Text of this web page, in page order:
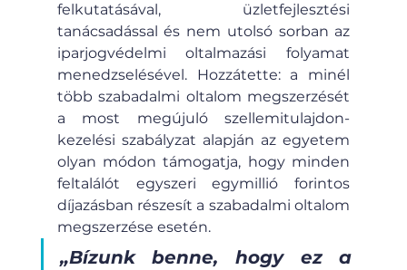
felkutatásával, üzletfejlesztési
tanácsadással és nem utolsó sorban az
iparjogvédelmi oltalmazási folyamat
menedzselésével. Hozzátette: a minél
több szabadalmi oltalom megszerzését
a most megújuló szellemitulajdon-
kezelési szabályzat alapján az egyetem
olyan módon támogatja, hogy minden
feltalálót egyszeri egymillió forintos
díjazásban részesít a szabadalmi oltalom
megszerzése esetén.
„Bízunk benne, hogy ez a